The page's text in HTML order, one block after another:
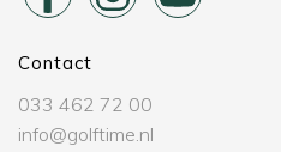
Contact
033 462 72 00
info@golftime.nl